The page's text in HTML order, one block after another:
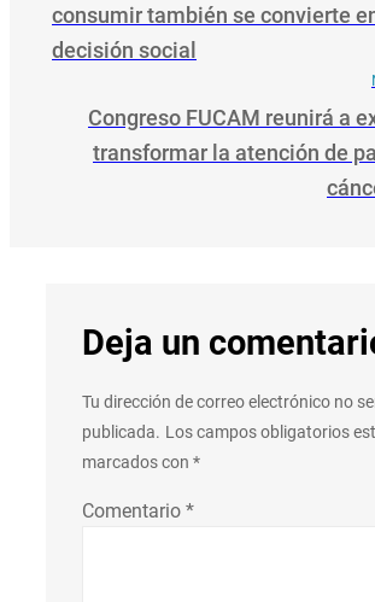
consumir también se convierte
decisión social
Congreso FUCAM reunirá a
transformar la atención de
Deja un
Tu dirección de correo electrónico no
publicada. Los campos obligatorios
marcados con *
Comentario *